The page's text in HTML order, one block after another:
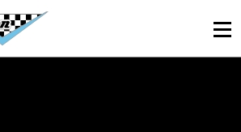
Viale Sant’Eufemia, 26 - Brescia